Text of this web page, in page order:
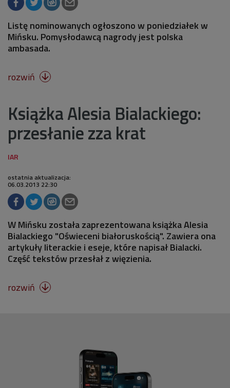
Listę nominowanych ogłoszono w poniedziałek w
Mińsku. Pomysłodawcą nagrody jest polska
ambasada.
rozwiń 
Książka Alesia Bialackiego:
przesłanie zza krat
ostatnia aktualizacja:
06.03.2013 22:30
W Mińsku została zaprezentowana książka Alesia
Bialackiego "Oświeceni białoruskością". Zawiera ona
artykuły literackie i eseje, które napisał Bialacki.
Część tekstów przesłał z więzienia.
rozwiń 